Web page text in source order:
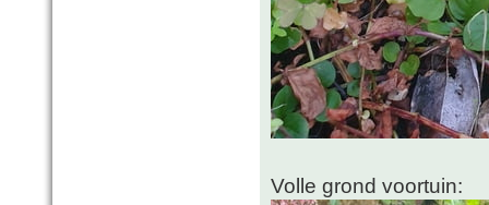
Volle grond voortuin: